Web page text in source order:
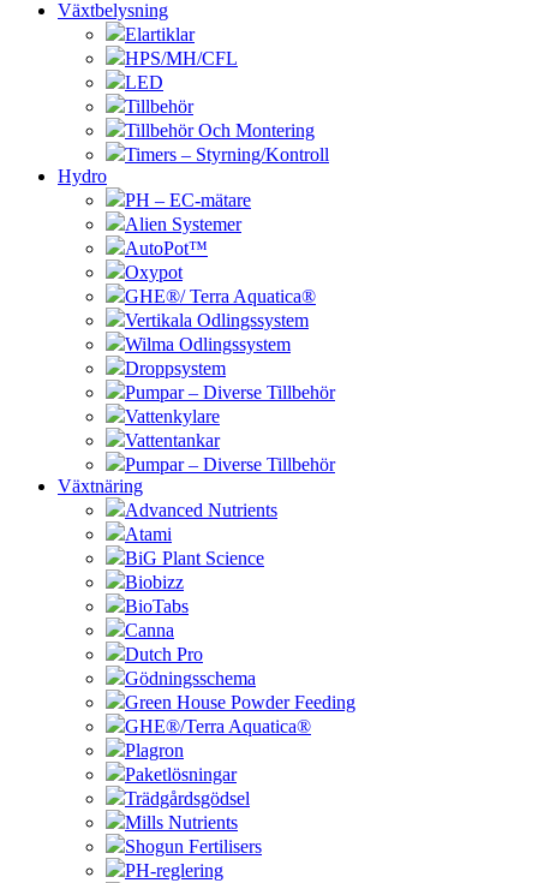
Växtbelysning
Elartiklar
HPS/MH/CFL
LED
Tillbehör
Tillbehör Och Montering
Timers – Styrning/Kontroll
Hydro
PH – EC-mätare
Alien Systemer
AutoPot™
Oxypot
GHE®/ Terra Aquatica®
Vertikala Odlingssystem
Wilma Odlingssystem
Droppsystem
Pumpar – Diverse Tillbehör
Vattenkylare
Vattentankar
Pumpar – Diverse Tillbehör
Växtnäring
Advanced Nutrients
Atami
BiG Plant Science
Biobizz
BioTabs
Canna
Dutch Pro
Gödningsschema
Green House Powder Feeding
GHE®/Terra Aquatica®
Plagron
Paketlösningar
Trädgårdsgödsel
Mills Nutrients
Shogun Fertilisers
PH-reglering